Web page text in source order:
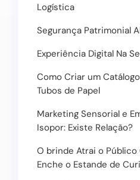
Logística
Segurança Patrimonial
Experiência Digital Na
Como Criar um
Tubos de Papel
Marketing Sensorial e
Isopor: Existe Relação?
O brinde Atrai o
Enche o Estande de